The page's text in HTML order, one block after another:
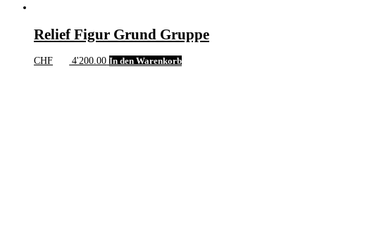
Relief Figur Grund Gruppe
CHF 4'200.00 In den Warenkorb